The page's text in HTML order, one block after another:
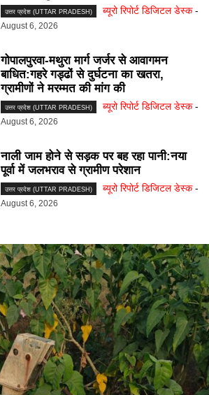
उत्तर प्रदेश (UTTAR PRADESH) ब्यूरो रिपोर्ट डिजिटल डेस्क -
August 6, 2026
गोपालपुरवा-मथुरा मार्ग जर्जर से आवागमन
बाधित:गहरे गड्ढों से दुर्घटना का खतरा,
ग्रामीणों ने मरम्मत की मांग की
उत्तर प्रदेश (UTTAR PRADESH) ब्यूरो रिपोर्ट डिजिटल डेस्क -
August 6, 2026
नाली जाम होने से सड़क पर बह रहा पानी:नया
पूर्वा में जलभराव से ग्रामीण परेशान
उत्तर प्रदेश (UTTAR PRADESH) ब्यूरो रिपोर्ट डिजिटल डेस्क -
August 6, 2026